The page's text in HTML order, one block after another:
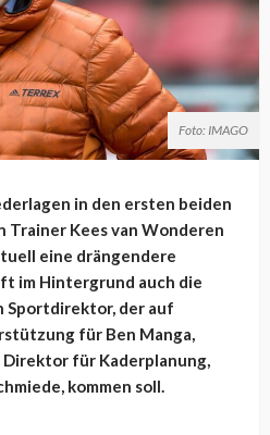
Foto: IMAGO
in den ersten beiden
Trainer Kees van Wonderen
eine drängendere
im Hintergrund auch die
Sportdirektor, der auf
für Ben Manga,
für Kaderplanung,
kommen soll.